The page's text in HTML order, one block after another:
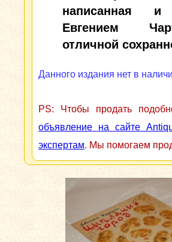
написанная и
Евгением
отличной
Данного издания нет в
PS: Чтобы продать
объявление на сайте
экспертам. Мы помогаем